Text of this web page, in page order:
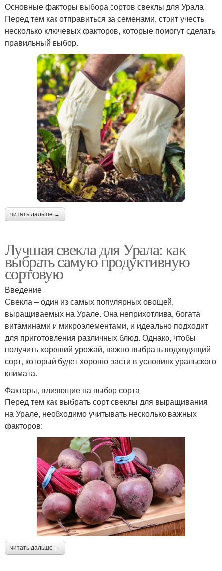
Основные факторы выбора сортов свеклы для Урала
Перед тем как отправиться за семенами, стоит учесть
несколько ключевых факторов, которые помогут сделать
правильный выбор.
читать дальше →
Лучшая свекла для Урала: как
выбрать самую продуктивную
сортовую
Введение
Свекла – один из самых популярных овощей,
выращиваемых на Урале. Она неприхотлива, богата
витаминами и микроэлементами, и идеально подходит
для приготовления различных блюд. Однако, чтобы
получить хороший урожай, важно выбрать подходящий
сорт, который будет хорошо расти в условиях уральского
климата.
Факторы, влияющие на выбор сорта
Перед тем как выбрать сорт свеклы для выращивания
на Урале, необходимо учитывать несколько важных
факторов:
читать дальше →